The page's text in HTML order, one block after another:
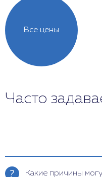
Все цены
Часто
Какие причины